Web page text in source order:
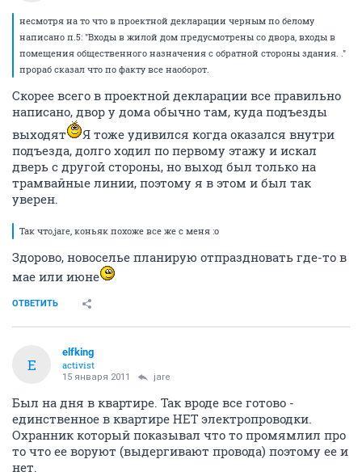
несмотря на то что в проектной декларации черным по белому
написано п.5: "Входы в жилой дом предусмотрены со двора, входы в
помещения общественного назначения с обратной стороны здания. ."
прораб сказал что по факту все наоборот.
Скорее всего в проектной декларации все правильно
написано, двор у дома обычно там, куда подъезды
выходят
Я тоже удивился когда оказался внутри
подъезда, долго ходил по первому этажу и искал
дверь с другой стороны, но выход был только на
трамвайные линии, поэтому я в этом и был так
уверен.
Так что,jare, коньяк похоже все же с меня :o
Здорово, новоселье планирую отпраздновать где-то в
мае или июне
ОТВЕТИТЬ
E
elfking
activist
15 января 2011 jare
Был на дня в квартире. Так вроде все готово -
единственное в квартире НЕТ электропроводки.
Охранник который показывал что то промямлил про
то что ее воруют (выдергивают провода) поэтому ее и
нет.